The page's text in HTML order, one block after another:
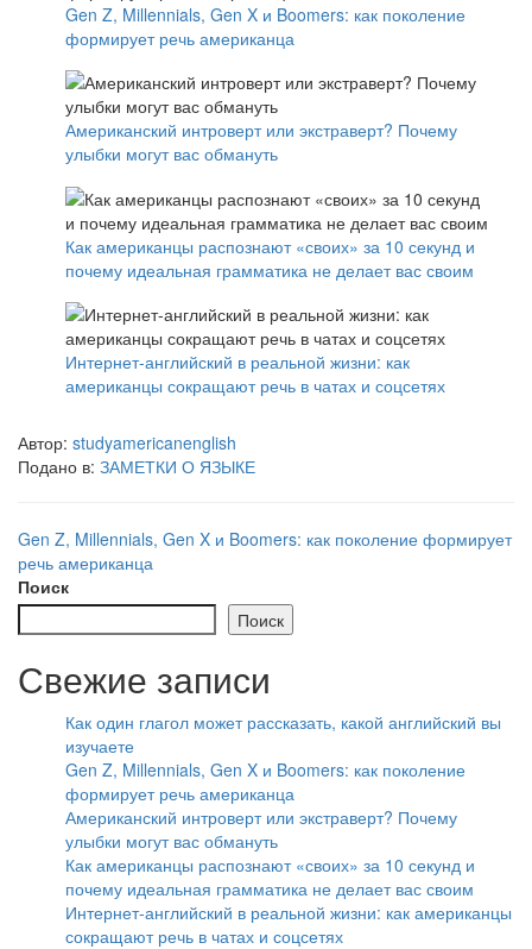
Gen Z, Millennials, Gen X и Boomers: как поколение
формирует речь американца
Американский интроверт или экстраверт? Почему
улыбки могут вас обмануть
Как американцы распознают «своих» за 10 секунд и
почему идеальная грамматика не делает вас своим
Интернет-английский в реальной жизни: как
американцы сокращают речь в чатах и соцсетях
Автор: studyamericanenglish
Подано в: ЗАМЕТКИ О ЯЗЫКЕ
Gen Z, Millennials, Gen X и Boomers: как поколение формирует
речь американца
Поиск
Поиск
Свежие записи
Как один глагол может рассказать, какой английский вы
изучаете
Gen Z, Millennials, Gen X и Boomers: как поколение
формирует речь американца
Американский интроверт или экстраверт? Почему
улыбки могут вас обмануть
Как американцы распознают «своих» за 10 секунд и
почему идеальная грамматика не делает вас своим
Интернет-английский в реальной жизни: как американцы
сокращают речь в чатах и соцсетях